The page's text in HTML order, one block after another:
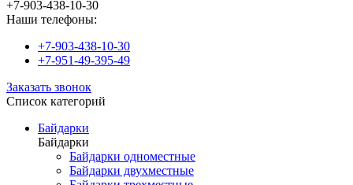
+7-903-438-10-30
Наши телефоны:
+7-903-438-10-30
+7-951-49-395-49
Заказать звонок
Список категорий
Байдарки
Байдарки
Байдарки одноместные
Байдарки двухместные